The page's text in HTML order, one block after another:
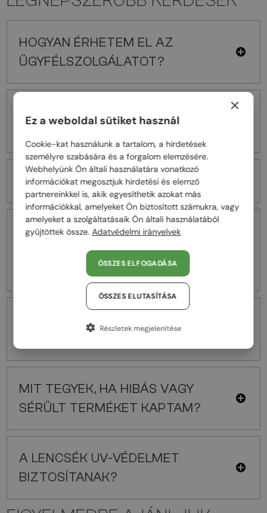
HOGYAN ÉRHETEM EL AZ
ÜGYFÉLSZOLGÁLATOT?
SZÁLLÍTÁSI FELTÉTELEK
AZ ÜZLETBEN LEHETŐSÉG VAN
TERMÉKCSERÉRE VAGY
VISSZAKÜLDÉSRE?
EREDETI NAPSZEMÜVEGEKET ÉS
MIT TEGYEK, HA HIBÁS VAGY
SÉRÜLT TERMÉKET KAPTAM?
A LENCSÉK UV-VÉDELMET
BIZTOSÍTANAK?
×
Ez a weboldal sütiket használ
Cookie-kat használunk a tartalom, a hirdetések
személyre szabására és a forgalom elemzésére.
Webhelyünk Ön általi használatára vonatkozó
információkat megosztjuk hirdetési és elemző
partnereinkkel is, akik egyesíthetik azokat más
információkkal, amelyeket Ön biztosított számukra, vagy
amelyeket a szolgáltatásaik Ön általi használatából
gyűjtöttek össze.Adatvédelmi irányelvek
ÖSSZES ELFOGADÁSA
ÖSSZES ELUTASÍTÁSA
Részletek megjelenítése